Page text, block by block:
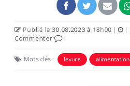
Publié le 30.08.2023 à 18h00 | |
Commenter
Mots clés : levure alimentation